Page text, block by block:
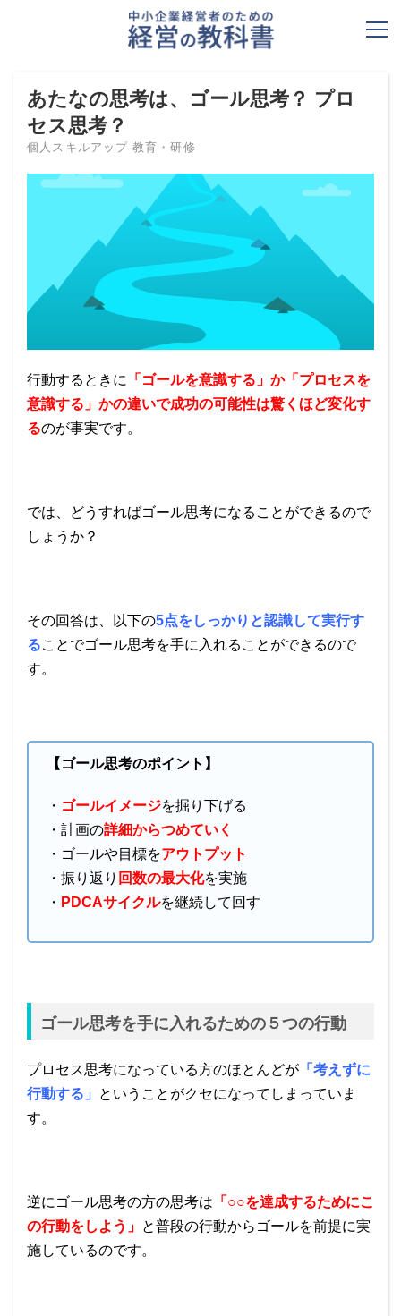
あたなの思考は、ゴール思考？ プロ
セス思考？
個人スキルアップ 教育・研修
行動するときに
「ゴールを意識する」か「プロセスを
意識する」かの違いで成功の可能性は驚くほど変化す
るのが事実です。
では、どうすればゴール思考になることができるので
しょうか？
その回答は、以下の5点をしっかりと認識して実行す
ることでゴール思考を手に入れることができるので
す。
【ゴール思考のポイント】
・ ゴールイメージを掘り下げる
・計画の詳細からつめていく
・ゴールや目標をアウトプット
・振り返り 回数の最大化を実施
・ PDCAサイクルを継続して回す
ゴール思考を手に入れるための５つの行動
プロセス思考になっている方のほとんどが 「考えずに
行動する」
ということがクセになってしまっていま
す。
逆にゴール思考の方の思考は 「○○を達成するためにこ
の行動をしよう」 と普段の行動からゴールを前提に実
施しているのです。